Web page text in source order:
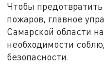
Чтобы
пожаров, главное
Самарской области
необходимости
безопасности.